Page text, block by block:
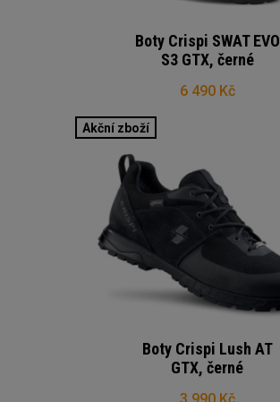
Boty Crispi SWAT EVO
S3 GTX, černé
6 490 Kč
Akční zboží
Boty Crispi Lush AT
GTX, černé
3 990 Kč